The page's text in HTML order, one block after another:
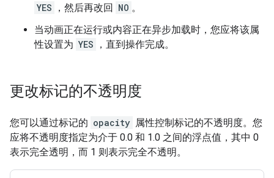
YES
，然后再改回 NO 。
当动画正在运行或内容正在异步加载时，您应将该属
性设置为 YES ，直到操作完成。
更改标记的不透明度
您可以通过标记的 opacity 属性控制标记的不透明度。您
应将不透明度指定为介于 0.0 和 1.0 之间的浮点值，其中 0
表示完全透明，而 1 则表示完全不透明。